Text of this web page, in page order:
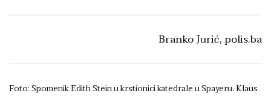
Branko Jurić, polis.ba
Foto: Spomenik Edith Stein u krstionici katedrale u Spayeru. Klaus